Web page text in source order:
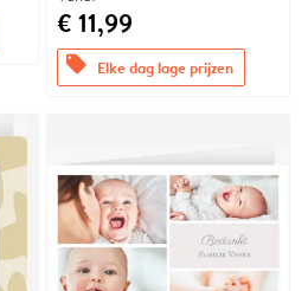
€ 11,99
offers Elke dag lage prijzen